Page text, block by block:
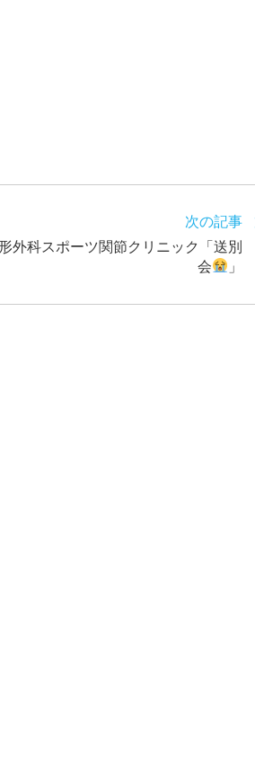
次の記事
外科スポーツ関節クリニック「送別
会
」